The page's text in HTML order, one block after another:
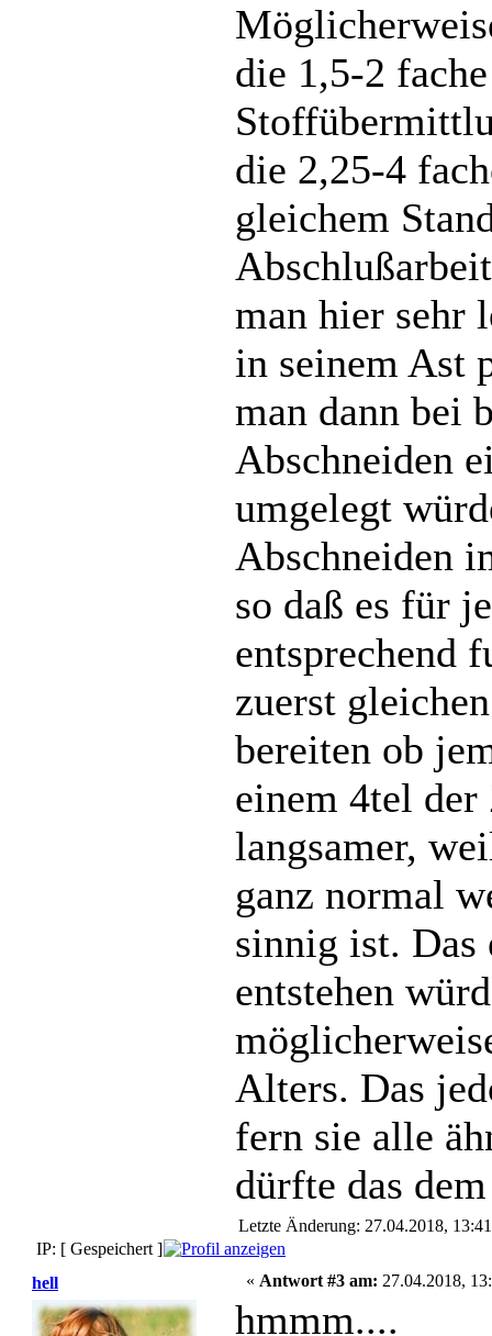
die 1,5-2
die 2,25-4
gleichem
man hier sehr
in seinem Ast
man dann bei
Abschneiden
umgelegt
Abschneiden
so daß es für
entsprechend
zuerst
bereiten ob
einem 4tel der
langsamer,
ganz normal
sinnig ist. Das
entstehen
Alters. Das
fern sie alle
dürfte das
Letzte Änderung: 27.04.2018,
IP: [ Gespeichert ]
hell
« Antwort #3 am: 27.04.2018,
hmmm....